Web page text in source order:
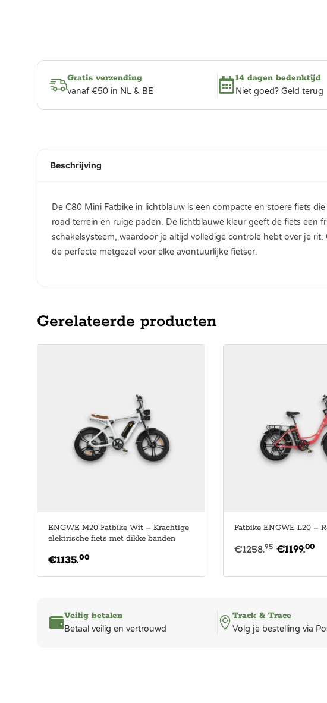
Gratis verzending
vanaf €50 in NL & BE
14 dagen bedenktijd
Niet goed? Geld terug
Beschrijving
De C80 Mini Fatbike in lichtblauw is een compacte en stoere fiets
road terrein en ruige paden. De lichtblauwe kleur geeft de fiets een
schakelsysteem, waardoor je altijd volledige controle hebt over je
de perfecte metgezel voor elke avontuurlijke fietser.
Gerelateerde producten
ENGWE M20 Fatbike Wit – Krachtige
elektrische fiets met dikke banden
€1135.00
Fatbike ENGWE L20 –
€1258.95 €1199.00
Veilig betalen
Betaal veilig en vertrouwd
Track & Trace
Volg je bestelling via